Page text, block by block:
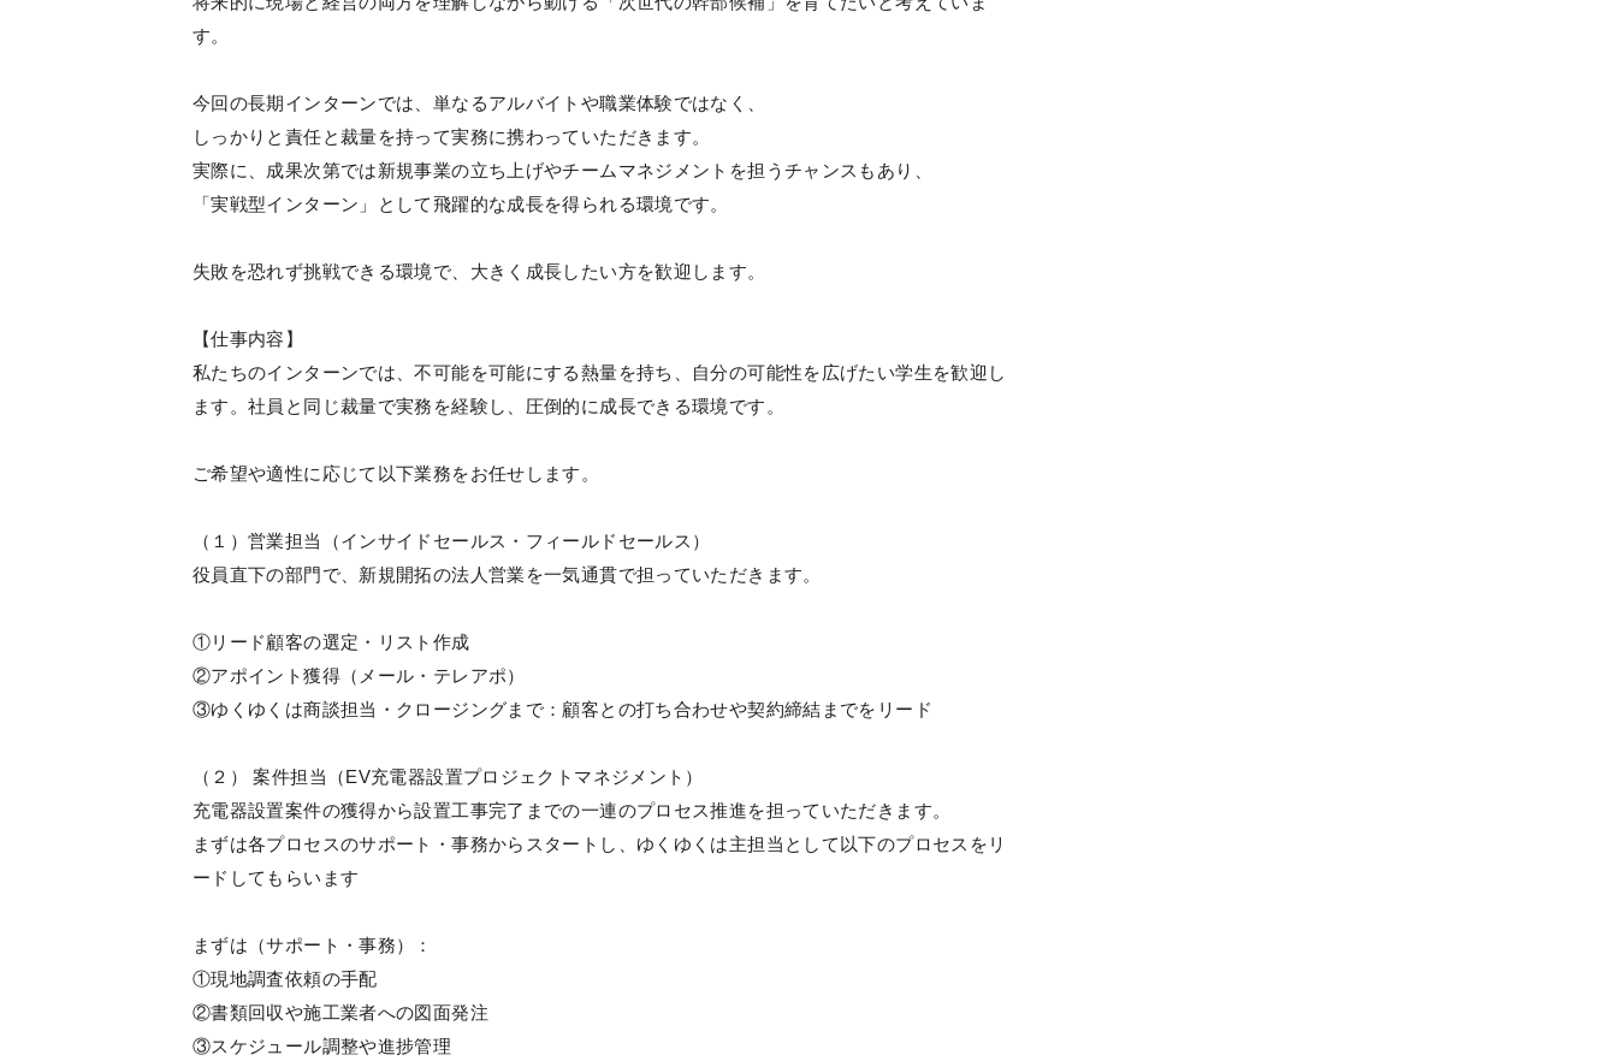
す。
今回の長期インターンでは、単なるアルバイトや職業体験ではなく、
しっかりと責任と裁量を持って実務に携わっていただきます。
実際に、成果次第では新規事業の立ち上げやチームマネジメントを担うチャンスもあり、
「実戦型インターン」として飛躍的な成長を得られる環境です。
失敗を恐れず挑戦できる環境で、大きく成長したい方を歓迎します。
【仕事内容】
私たちのインターンでは、不可能を可能にする熱量を持ち、自分の可能性を広げたい学生を歓迎し
ます。社員と同じ裁量で実務を経験し、圧倒的に成長できる環境です。
ご希望や適性に応じて以下業務をお任せします。
（１）営業担当（インサイドセールス・フィールドセールス）
役員直下の部門で、新規開拓の法人営業を一気通貫で担っていただきます。
①リード顧客の選定・リスト作成
②アポイント獲得（メール・テレアポ）
③ゆくゆくは商談担当・クロージングまで：顧客との打ち合わせや契約締結までをリード
（２） 案件担当（EV充電器設置プロジェクトマネジメント）
充電器設置案件の獲得から設置工事完了までの一連のプロセス推進を担っていただきます。
まずは各プロセスのサポート・事務からスタートし、ゆくゆくは主担当として以下のプロセスをリ
ードしてもらいます
まずは（サポート・事務）：
①現地調査依頼の手配
②書類回収や施工業者への図面発注
③スケジュール調整や進捗管理